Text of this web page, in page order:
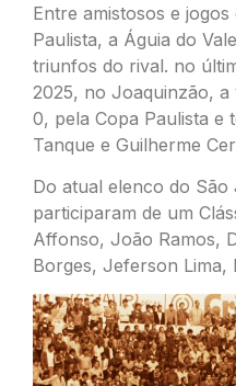
Entre amistosos e
Paulista, a Águia do
triunfos do rival. no
2025, no Joaquinzão,
0, pela Copa Paulista e
Tanque e Guilherme
Do atual elenco do São
participaram de um
Affonso, João Ramos,
Borges, Jeferson Lima,